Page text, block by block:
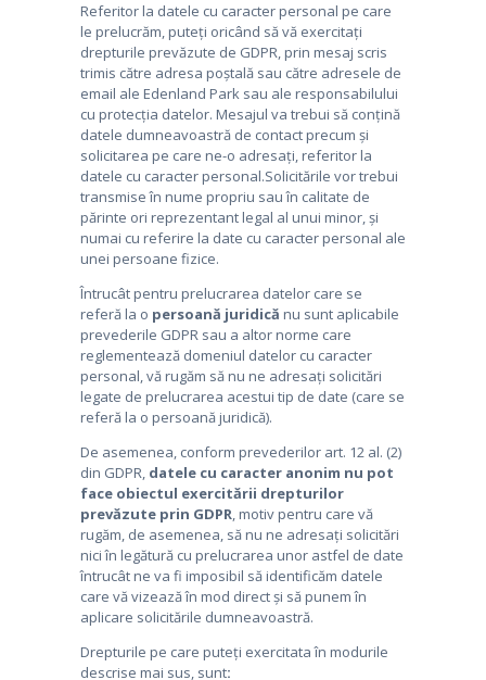
Referitor la datele cu caracter personal pe care
le prelucrăm, puteți oricând să vă exercitați
drepturile prevăzute de GDPR, prin mesaj scris
trimis către adresa poștală sau către adresele de
email ale Edenland Park sau ale responsabilului
cu protecția datelor. Mesajul va trebui să conțină
datele dumneavoastră de contact precum și
solicitarea pe care ne-o adresați, referitor la
datele cu caracter personal.Solicitările vor trebui
transmise în nume propriu sau în calitate de
părinte ori reprezentant legal al unui minor, și
numai cu referire la date cu caracter personal ale
unei persoane fizice.
Întrucât pentru prelucrarea datelor care se
referă la o persoană juridică nu sunt aplicabile
prevederile GDPR sau a altor norme care
reglementează domeniul datelor cu caracter
personal, vă rugăm să nu ne adresați solicitări
legate de prelucrarea acestui tip de date (care se
referă la o persoană juridică).
De asemenea, conform prevederilor art. 12 al. (2)
din GDPR, datele cu caracter anonim nu pot
face obiectul exercitării drepturilor
prevăzute prin GDPR, motiv pentru care vă
rugăm, de asemenea, să nu ne adresați solicitări
nici în legătură cu prelucrarea unor astfel de date
întrucât ne va fi imposibil să identificăm datele
care vă vizează în mod direct și să punem în
aplicare solicitările dumneavoastră.
Drepturile pe care puteți exercitata în modurile
descrise mai sus, sunt: